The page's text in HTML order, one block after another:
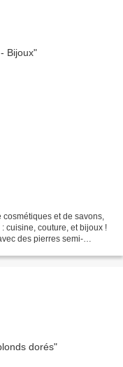
cosmétiques et de savons,
cuisine, couture, et bijoux !
des pierres semi-